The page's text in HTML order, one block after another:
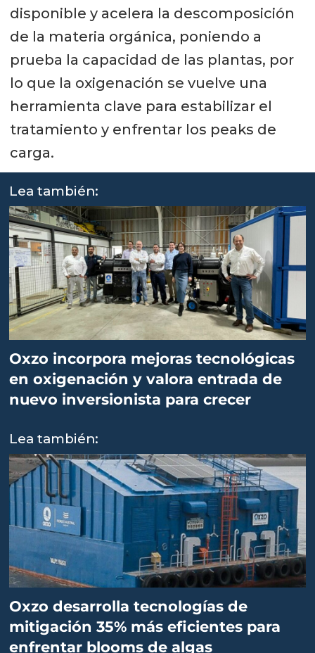
disponible y acelera la descomposición
de la materia orgánica, poniendo a
prueba la capacidad de las plantas, por
lo que la oxigenación se vuelve una
herramienta clave para estabilizar el
tratamiento y enfrentar los peaks de
carga.
Lea también:
Oxzo incorpora mejoras tecnológicas
en oxigenación y valora entrada de
nuevo inversionista para crecer
Lea también:
Oxzo desarrolla tecnologías de
mitigación 35% más eficientes para
enfrentar blooms de algas